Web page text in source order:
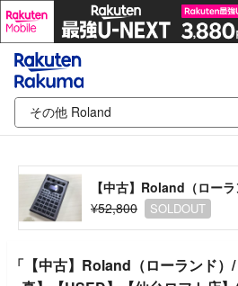
¥52,800
SOLDOUT
「【中古】Roland（ローランド